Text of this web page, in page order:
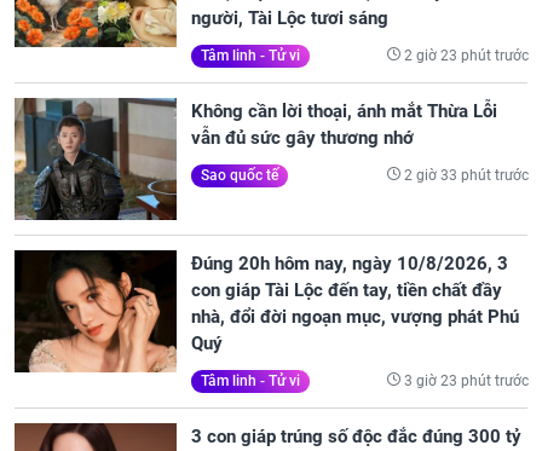
người, Tài Lộc tươi sáng
Tâm linh - Tử vi 2 giờ 23 phút trước
Không cần lời thoại, ánh mắt Thừa Lỗi
vẫn đủ sức gây thương nhớ
Sao quốc tế 2 giờ 33 phút trước
Đúng 20h hôm nay, ngày 10/8/2026, 3
con giáp Tài Lộc đến tay, tiền chất đầy
nhà, đổi đời ngoạn mục, vượng phát Phú
Quý
Tâm linh - Tử vi 3 giờ 23 phút trước
3 con giáp trúng số độc đắc đúng 300 tỷ